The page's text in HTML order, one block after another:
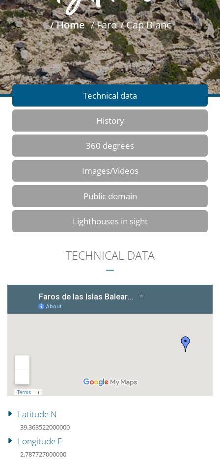
/ Home / Faro / Cap Blanc
Technical data
History
360 degrees
Images/Videos
Public domain
Lighthouses in sight
TECHNICAL DATA
Latitude N
39.363522000000
Longitude E
2.787727000000